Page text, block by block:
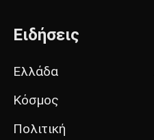
Ειδήσεις
Ελλάδα
Κόσμος
Πολιτική